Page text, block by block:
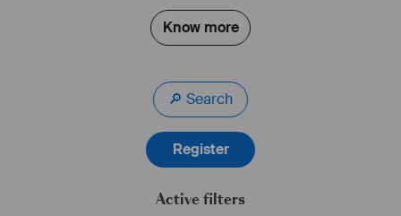
Know more
🔎 Search
Register
Active filters